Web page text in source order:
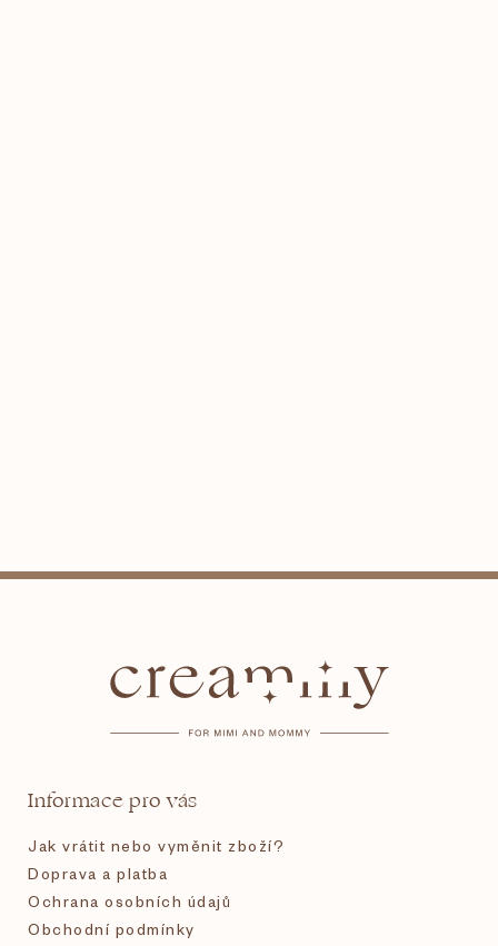
Informace pro vás
Jak vrátit nebo vyměnit zboží?
Doprava a platba
Ochrana osobních údajů
Obchodní podmínky